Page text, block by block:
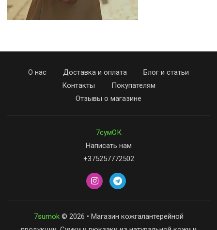
О нас Доставка и оплата
Блог и статьи
Контакты
Покупателям
Отзывы о магазине
7сумОК
Написать нам
+375257772502
7sumok© 2026 • Магазин кожгалантерейной